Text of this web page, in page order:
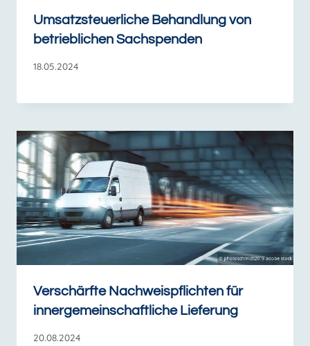
Umsatzsteuerliche Behandlung von
betrieblichen Sachspenden
18.05.2024
Verschärfte Nachweispflichten für
innergemeinschaftliche Lieferung
20.08.2024